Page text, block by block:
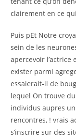
clairement en ce
Puis pEt Notre
sein de les
apercevoir l’actrice
exister parmi
essaierait-il de
lequel On trouve
individus aupres
rencontres, ! vrais
s’inscrire sur des